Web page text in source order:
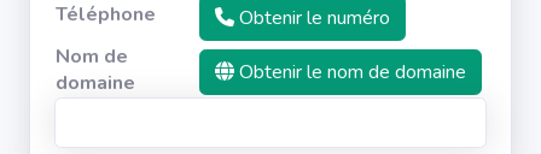
Téléphone
Obtenir le numéro
Nom de
domaine
Obtenir le nom de domaine